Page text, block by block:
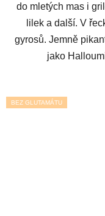
do mletých mas i
lilek a další. V
gyrosů. Jemně
jako
BEZ GLUTAMÁTU